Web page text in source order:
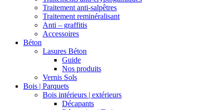
Traitement anti-salpêtres
Traitement reminéralisant
Anti – graffitis
Accessoires
Béton
Lasures Béton
Guide
Nos produits
Vernis Sols
Bois | Parquets
Bois intérieurs | extérieurs
Décapants